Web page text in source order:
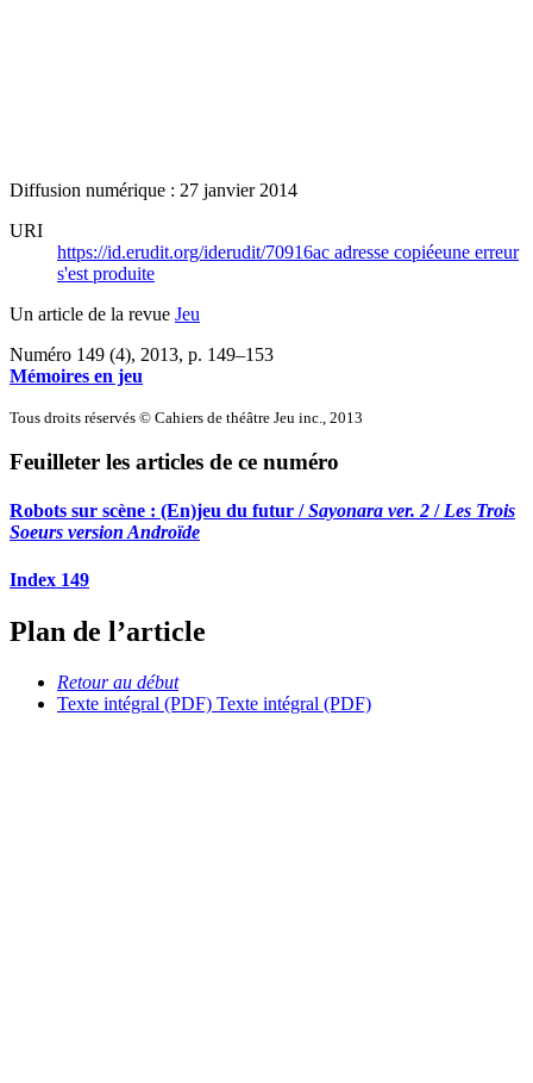
Diffusion numérique : 27 janvier 2014
URI
https://id.erudit.org/iderudit/70916ac adresse copiéeune erreur
s'est produite
Un article de la revue Jeu
Numéro 149 (4), 2013, p. 149–153
Mémoires en jeu
Tous droits réservés © Cahiers de théâtre Jeu inc., 2013
Feuilleter les articles de ce numéro
Robots sur scène : (En)jeu du futur /Sayonara ver. 2 /Les Trois
Soeurs version Androïde
Index 149
Plan de l’article
Retour au début
Texte intégral (PDF) Texte intégral (PDF)